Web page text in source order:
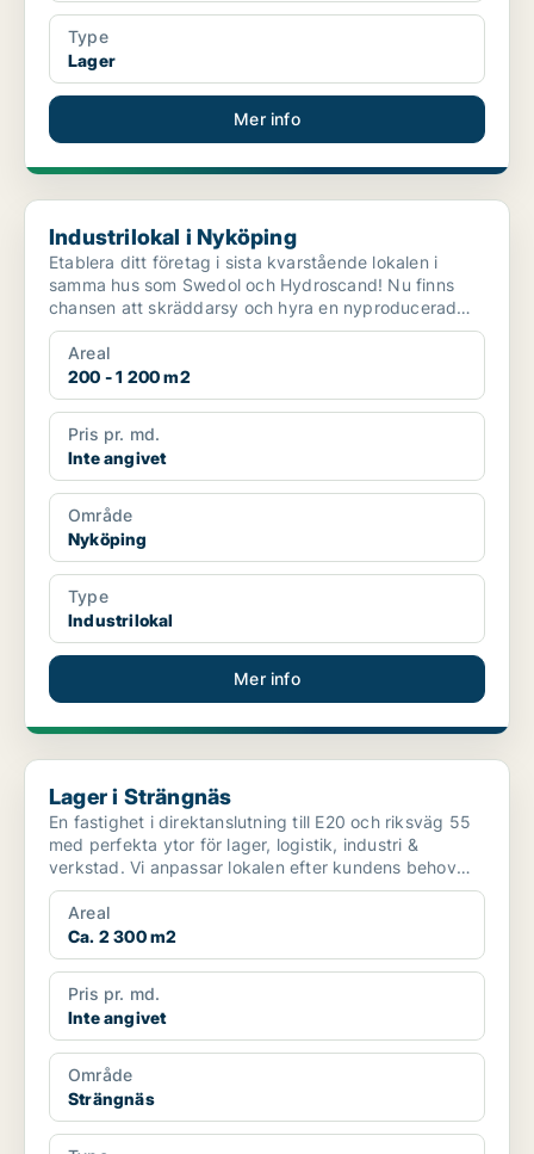
Type
Lager
Mer info
Industrilokal i Nyköping
Industrilokal i Nyköping
Etablera ditt företag i sista kvarstående lokalen i
samma hus som Swedol och Hydroscand! Nu finns
chansen att skräddarsy och hyra en nyproducerad
lokal på...
Areal
200 - 1 200 m2
Pris pr. md.
Inte angivet
Område
Nyköping
Type
Industrilokal
Mer info
Lager i Strängnäs
Lager i Strängnäs
En fastighet i direktanslutning till E20 och riksväg 55
med perfekta ytor för lager, logistik, industri &
verkstad. Vi anpassar lokalen efter kundens behov
o...
Areal
Ca. 2 300 m2
Pris pr. md.
Inte angivet
Område
Strängnäs